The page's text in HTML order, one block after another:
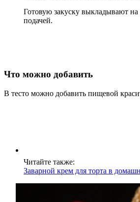
Готовую закуску выкладывают на
подачей.
Что можно добавить
В тесто можно добавить пищевой
Читайте также:
Заварной крем для торта в